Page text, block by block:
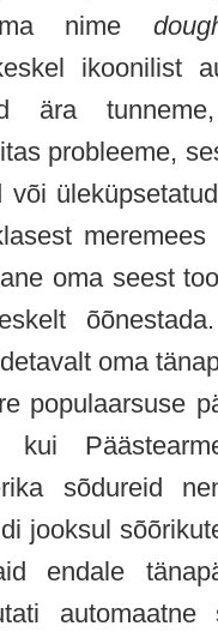
nime
ikoonilist
ära
probleeme,
oma seest
oma
populaarsuse
kui
sõdureid
jooksul
endale
automaatne